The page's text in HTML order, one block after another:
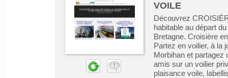
VOILE
Découvrez
habitable au départ
Bretagne. Croisière
Partez en voilier, à la
Morbihan et partagez
amis sur un voilier
plaisance voile,